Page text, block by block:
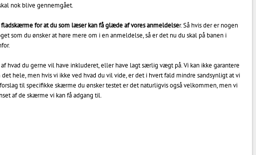
nok blive gennemgået.
for at du som læser kan få glæde af vores anmeldelser. Så hvis der er nogen
som du ønsker at høre mere om i en anmeldelse, så er det nu du skal på banen i
hvad du gerne vil have inkluderet, eller have lagt særlig vægt på. Vi kan ikke garantere
hele, men hvis vi ikke ved hvad du vil vide, er det i hvert fald mindre sandsynligt at vi
til specifikke skærme du ønsker testet er det naturligvis også velkommen, men vi
af de skærme vi kan få adgang til.